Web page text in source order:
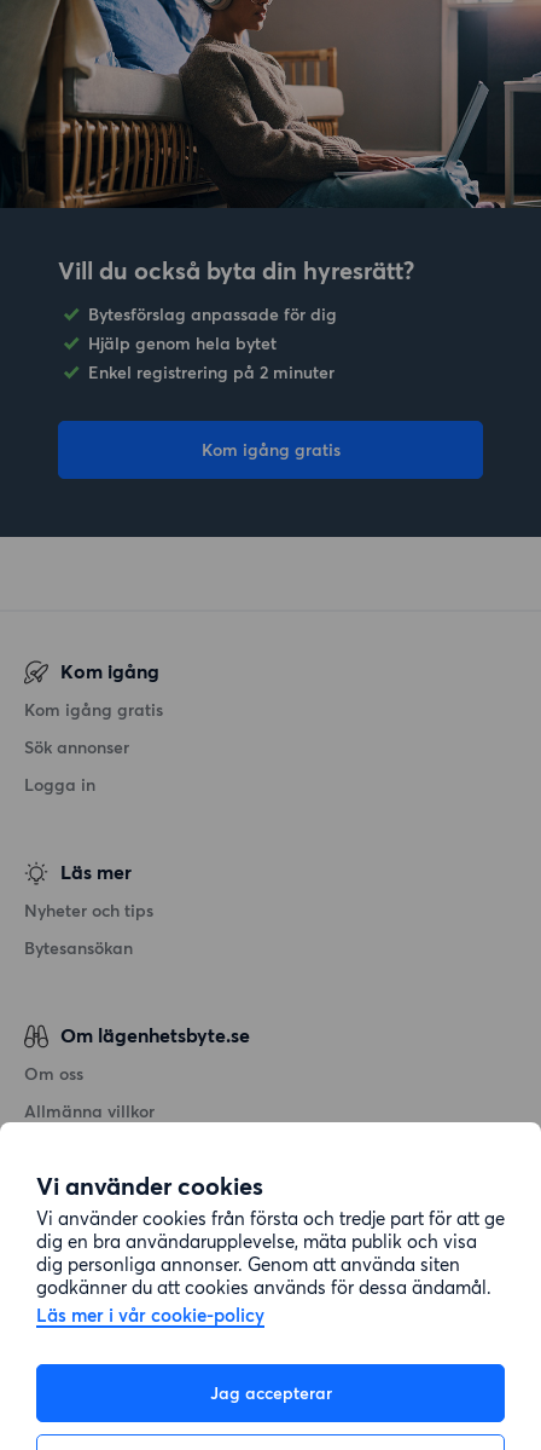
Vi använder cookies
Vi använder cookies från första och tredje part för att ge
dig en bra användarupplevelse, mäta publik och visa
dig personliga annonser. Genom att använda siten
godkänner du att cookies används för dessa ändamål.
Läs mer i vår cookie-policy
Jag accepterar
Vill du också byta din hyresrätt?
Bytesförslag anpassade för dig
Hjälp genom hela bytet
Enkel registrering på 2 minuter
Kom igång gratis
Kom igång
Kom igång gratis
Sök annonser
Logga in
Läs mer
Nyheter och tips
Bytesansökan
Om lägenhetsbyte.se
Om oss
Allmänna villkor
Cookiepolicy
Sitemap
Kundtjänst